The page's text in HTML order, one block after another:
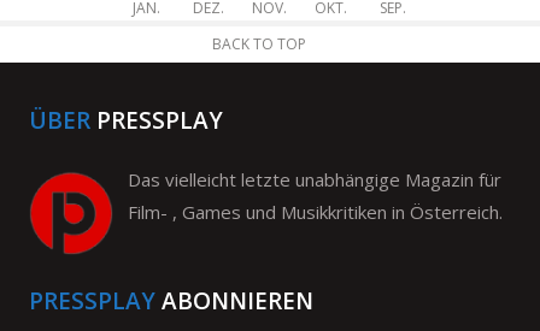
JAN. DEZ. NOV. OKT.
SEP.
BACK TO TOP
ÜBER PRESSPLAY
Das vielleicht letzte unabhängige Magazin für
Film- , Games und Musikkritiken in Österreich.
PRESSPLAYABONNIEREN